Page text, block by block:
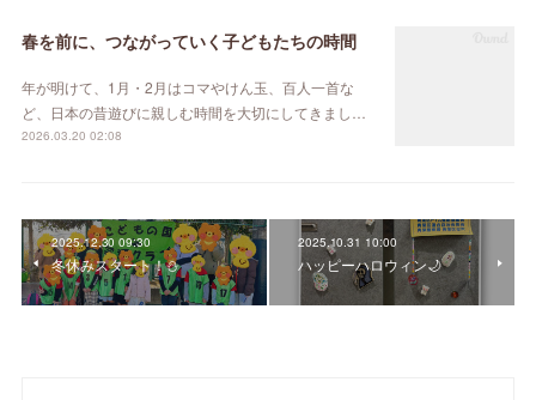
春を前に、つながっていく子どもたちの時間
年が明けて、1月・2月はコマやけん玉、百人一首な
ど、日本の昔遊びに親しむ時間を大切にしてきまし…
2026.03.20 02:08
2025.12.30 09:30
冬休みスタート！⛄
2025.10.31 10:00
ハッピーハロウィン🌙